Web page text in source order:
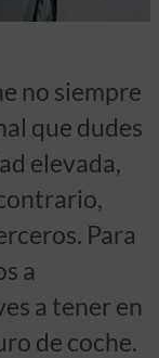
no siempre
que dudes
elevada,
Para
a
a tener en
de coche.